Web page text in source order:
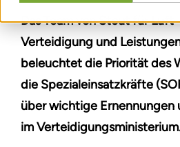
Das Team von Stout für
Verteidigung und
beleuchtet die Priorität des
die Spezialeinsatzkräfte
über wichtige Ernennungen
im